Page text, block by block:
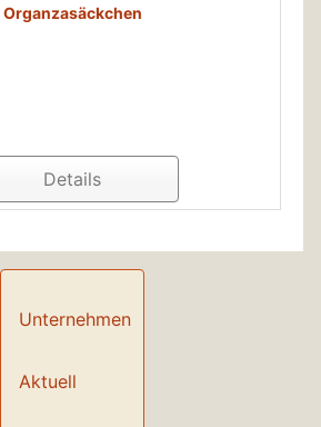
Organzasäckchen
Details
Unternehmen
Aktuell